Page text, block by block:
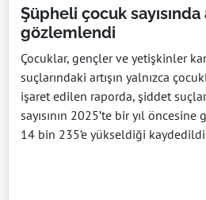
Şüpheli çocuk sayısında
gözlemlendi
Çocuklar, gençler ve yetişkinler
suçlarındaki artışın yalnızca
işaret edilen raporda, şiddet
sayısının 2025’te bir yıl öncesine
14 bin 235’e yükseldiği